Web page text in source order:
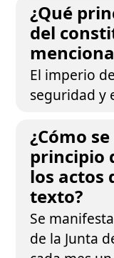
¿Qué
del
El imperio
seguridad y
¿Cómo
principio
los actos
texto?
Se
de la Junta